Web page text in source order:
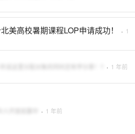
美高校暑期课程LOP申请成功！ · 1
· 1 年前
· 1 年前